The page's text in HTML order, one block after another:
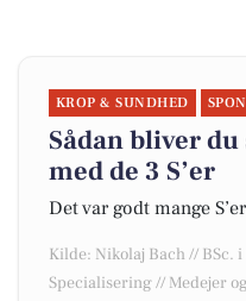
KROP & SUNDHED
Sådan bliver
med de 3 S’er
Det var godt mange
Kilde: Nikolaj Bach // BSc.
Specialisering // Medejer